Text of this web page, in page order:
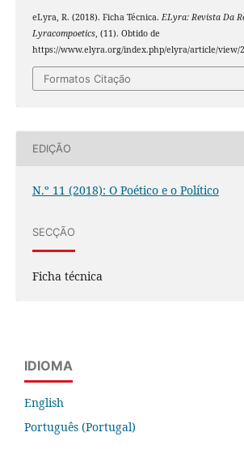
eLyra, R. (2018). Ficha Técnica. ELyra: Revista Da
Lyracompoetics, (11). Obtido de
https://www.elyra.org/index.php/elyra/article/view/
Formatos Citação
EDIÇÃO
N.º 11 (2018): O Poético e o Político
SECÇÃO
Ficha técnica
IDIOMA
English
Português (Portugal)